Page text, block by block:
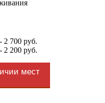
2 700 руб.
2 200 руб.
мест